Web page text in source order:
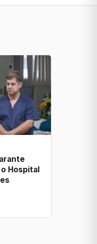
Hospital